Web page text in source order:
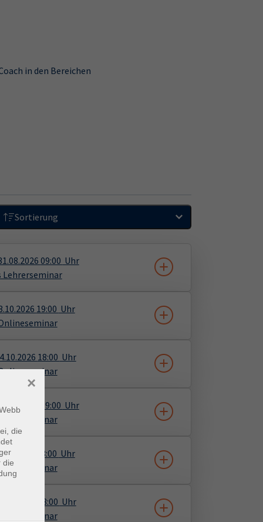
in den Bereichen
Sortierung
09:00 Uhr
Lehrerseminar
19:00 Uhr
18:00 Uhr
19:00 Uhr
18:00 Uhr
18:00 Uhr
Onlineseminar
die
die
×